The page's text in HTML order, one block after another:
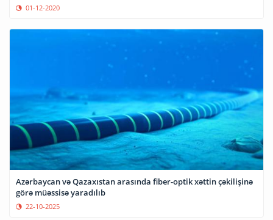
01-12-2020
Azərbaycan və Qazaxıstan arasında fiber-optik xəttin çəkilişinə
görə müəssisə yaradılıb
22-10-2025